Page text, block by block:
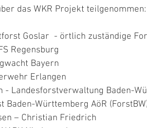
das WKR Projekt teilgenommen:
Goslar  - örtlich zuständige
Regensburg
Bayern
Erlangen
- Landesforstverwaltung Baden-
Baden-Württemberg AöR
– Christian Friedrich